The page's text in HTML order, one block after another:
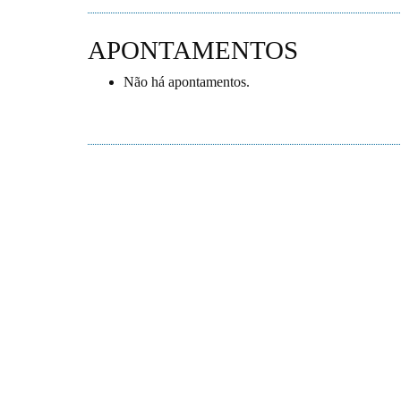
APONTAMENTOS
Não há apontamentos.